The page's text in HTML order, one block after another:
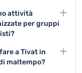
delle
naturali della
mostre
concerti
e festival che
del
attività
per gruppi
tour guidati,
di gruppo e
di team building
a Tivat in
maltempo?